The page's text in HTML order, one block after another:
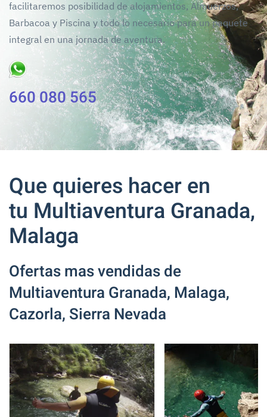
facilitaremos posibilidad de alojamientos, Almuerzos,
Barbacoa y Piscina y todo lo necesario para un paquete
integral en una jornada de aventura.
660 080 565
Que quieres hacer en
tu Multiaventura Granada,
Malaga
Ofertas mas vendidas de
Multiaventura Granada, Malaga,
Cazorla, Sierra Nevada